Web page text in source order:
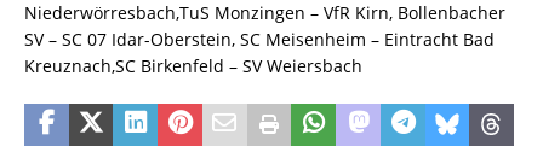
Niederwörresbach,TuS Monzingen – VfR Kirn, Bollenbacher
SV – SC 07 Idar-Oberstein, SC Meisenheim – Eintracht Bad
Kreuznach,SC Birkenfeld – SV Weiersbach